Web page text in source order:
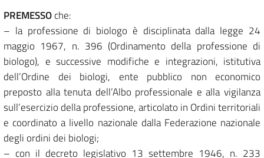
PREMESSOche:
– la professione di biologo è disciplinata dalla legge 24
maggio 1967, n. 396 (Ordinamento della professione di
biologo), e successive modifiche e integrazioni, istitutiva
dell’Ordine dei biologi, ente pubblico non economico
preposto alla tenuta dell’Albo professionale e alla vigilanza
sull’esercizio della professione, articolato in Ordini territoriali
e coordinato a livello nazionale dalla Federazione nazionale
degli ordini dei biologi;
– con il decreto legislativo 13 settembre 1946, n. 233